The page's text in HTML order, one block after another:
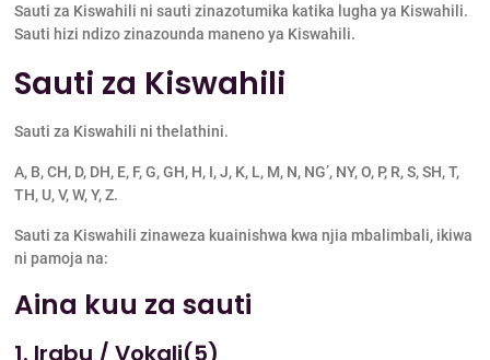
Sauti za Kiswahili ni sauti zinazotumika katika lugha ya Kiswahili.
Sauti hizi ndizo zinazounda maneno ya Kiswahili.
Sauti za Kiswahili
Sauti za Kiswahili ni thelathini.
A, B, CH, D, DH, E, F, G, GH, H, I, J, K, L, M, N, NG’, NY, O, P, R, S, SH, T,
TH, U, V, W, Y, Z.
Sauti za Kiswahili zinaweza kuainishwa kwa njia mbalimbali, ikiwa
ni pamoja na:
Aina kuu za sauti
1. Irabu / Vokali(5)